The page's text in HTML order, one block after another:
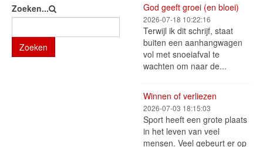
Zoeken...
Zoeken
God geeft groei (en bloei)
2026-07-18 10:22:16
Terwijl ik dit schrijf, staat
buiten een aanhangwagen
vol met snoeiafval te
wachten om naar de...
Winnen of verliezen
2026-07-03 18:15:03
Sport heeft een grote plaats
in het leven van veel
mensen. Veel gebeurt er op